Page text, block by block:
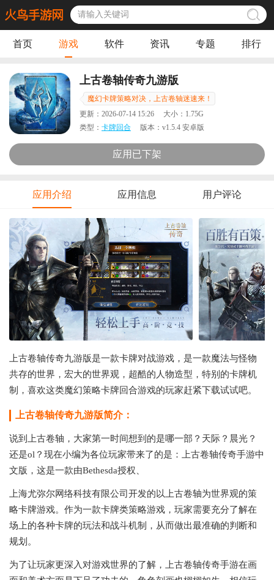
首页 游戏 软件 资讯 专题 排行
上古卷轴传奇九游版
魔幻卡牌策略对决，上古卷轴迷速来！
更新： 2026-07-14 15:26 大小： 1.75G
类型： 卡牌回合 版本： v1.5.4 安卓版
应用已下架
应用介绍 应用信息 用户评论
上古卷轴传奇九游版是一款卡牌对战游戏，是一款魔法与怪物
共存的世界，宏大的世界观，超酷的人物造型，特别的卡牌机
制，喜欢这类魔幻策略卡牌回合游戏的玩家赶紧下载试试吧。
上古卷轴传奇九游版简介：
说到上古卷轴，大家第一时间想到的是哪一部？天际？晨光？
还是ol？现在小编为各位玩家带来了的是：上古卷轴传奇手游中
文版，这是一款由Bethesda授权、
上海尤弥尔网络科技有限公司开发的以上古卷轴为世界观的策
略卡牌游戏。作为一款卡牌类策略游戏，玩家需要充分了解在
场上的各种卡牌的玩法和战斗机制，从而做出最准确的判断和
规划。
为了让玩家更深入对游戏世界的了解，上古卷轴传奇手游在画